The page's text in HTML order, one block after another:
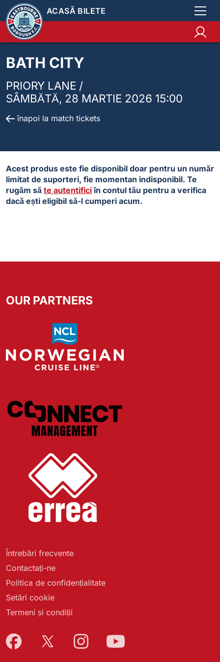
ACASĂ BILETE
BATH CITY
PRIORY LANE /
SÂMBĂTĂ, 28 MARTIE 2026 15:00
înapoi la match tickets
Acest produs este fie disponibil doar pentru un număr
limitat de suporteri, fie momentan indisponibil. Te
rugăm să te autentificiîn contul tău pentru a verifica
dacă ești eligibil să-l cumperi acum.
Întrebări frecvente
Contactați-ne
Politica de confidențialitate
Setări cookie
Termeni și condiții
OUR PARTNERS